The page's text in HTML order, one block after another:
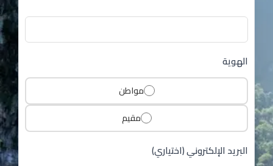
الهوية
مواطن
مقيم
البريد الإلكتروني (اختياري)